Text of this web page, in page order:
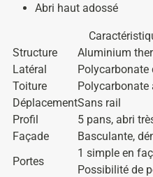
Abri haut adossé
Structure
Aluminium
Latéral
Toiture
Polycarbonate
DéplacementSans rail
Profil
5 pans, abri
Façade
Basculante,
Portes
1 simple en
Possibilité de